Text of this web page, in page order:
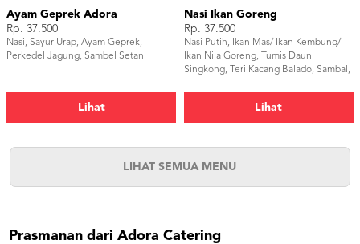
Ayam Geprek Adora
Rp. 37.500
Nasi, Sayur Urap, Ayam Geprek,
Perkedel Jagung, Sambel Setan
Lihat
Nasi Ikan Goreng
Rp. 37.500
Nasi Putih, Ikan Mas/ Ikan Kembung/
Ikan Nila Goreng, Tumis Daun
Singkong, Teri Kacang Balado, Sambal,
Lihat
LIHAT SEMUA MENU
Prasmanan dari Adora Catering